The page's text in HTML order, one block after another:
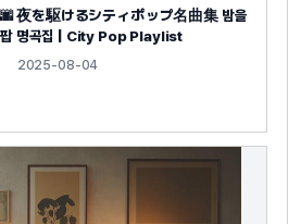
夜を駆けるシティポップ名曲集 밤을
팝 명곡집 | City Pop Playlist
2025-08-04